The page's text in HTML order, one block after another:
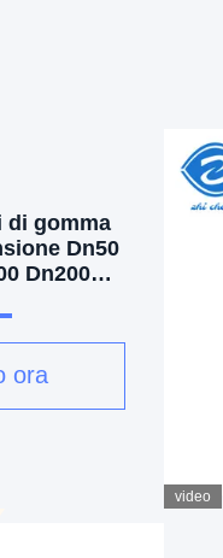
di gomma
Dn50
Dn200
ora
video